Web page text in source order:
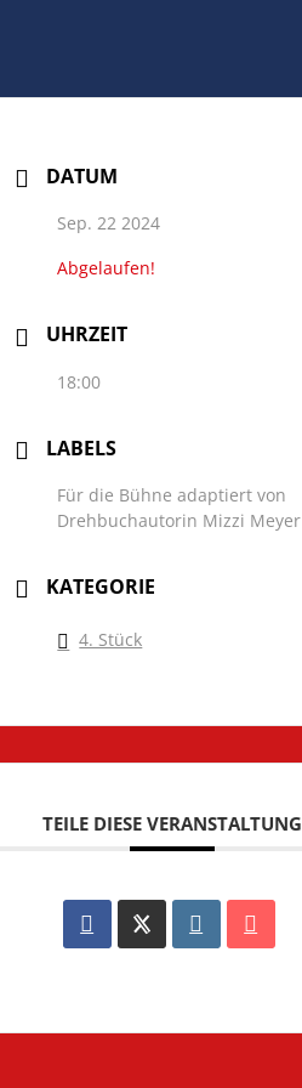
DATUM
Sep. 22 2024
Abgelaufen!
UHRZEIT
18:00
LABELS
Für die Bühne adaptiert von
Drehbuchautorin Mizzi Meyer
KATEGORIE
4. Stück
TEILE DIESE VERANSTALTUNG